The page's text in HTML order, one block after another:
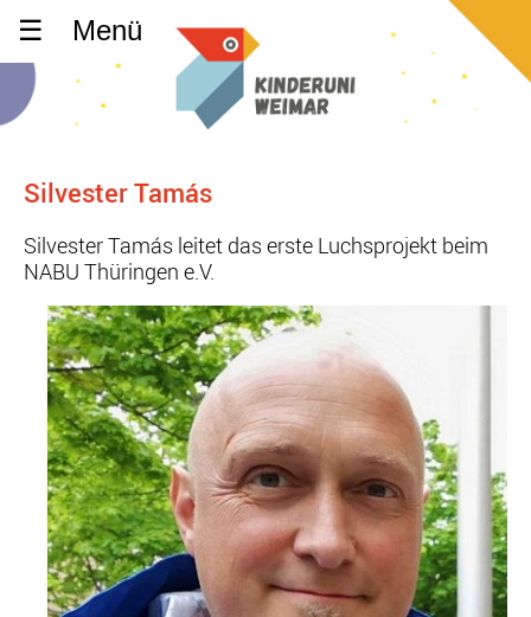
Menü
Silvester Tamás
Silvester Tamás leitet das erste Luchsprojekt beim
NABU Thüringen e.V.